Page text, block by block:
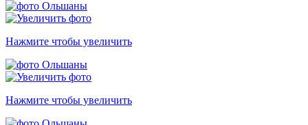
Нажмите чтобы увеличить
Нажмите чтобы увеличить